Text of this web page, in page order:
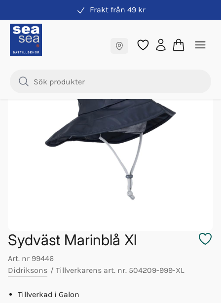
Frakt från 49 kr
Samma pris online & i butik
Sydväst Marinblå Xl
Art. nr 99446
Didriksons / Tillverkarens art. nr. 504209-999-XL
Tillverkad i Galon